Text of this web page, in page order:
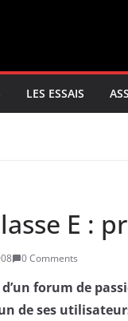
LES ESSAIS
E :
0 Comments
forum de
de ses